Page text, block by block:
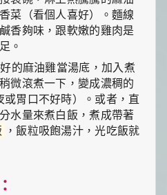
菜（看個人喜好）。麵線
香夠味，跟軟嫩的雞肉是
。
的麻油雞當湯底，加入煮
微滾煮一下，變成濃稠的
或胃口不好時）。或者，直
水量來煮白飯，煮成帶著
，飯粒吸飽湯汁，光吃飯就